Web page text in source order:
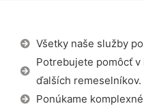
Všetky naše služby
Potrebujete pomôcť v
ďalších remeselníkov.
Ponúkame